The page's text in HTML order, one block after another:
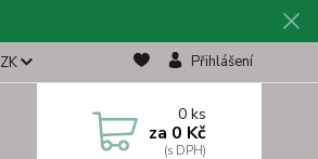
Přihlášení
0ks
za 0 Kč